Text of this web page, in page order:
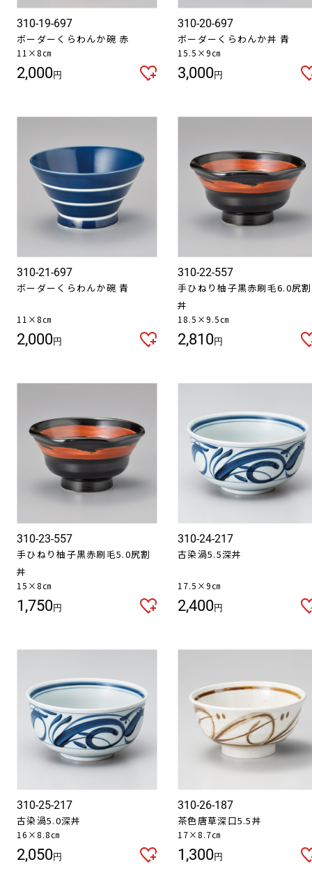
310-19-697
ボーダーくらわんか碗 赤
11×8㎝
2,000円
310-20-697
ボーダーくらわんか丼 青
15.5×9㎝
3,000円
310-21-697
ボーダーくらわんか碗 青
11×8㎝
2,000円
310-22-557
手ひねり柚子黒赤刷毛6.0尻割
丼
18.5×9.5㎝
2,810円
310-23-557
手ひねり柚子黒赤刷毛5.0尻割
丼
15×8㎝
1,750円
310-24-217
古染渦5.5深丼
17.5×9㎝
2,400円
310-25-217
古染渦5.0深丼
16×8.8㎝
2,050円
310-26-187
茶色唐草深口5.5丼
17×8.7㎝
1,300円